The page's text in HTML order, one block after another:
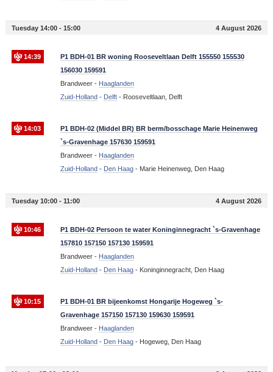
Tuesday 14:00 - 15:00 4 August 2026
14:39
P1 BDH-01 BR woning Rooseveltlaan Delft 155550 155530
156030 159591
Brandweer - Haaglanden
Zuid-Holland- Delft- Rooseveltlaan, Delft
14:03
P1 BDH-02 (Middel BR) BR berm/bosschage Marie Heinenweg
`s-Gravenhage 157630 159591
Brandweer - Haaglanden
Zuid-Holland- Den Haag- Marie Heinenweg, Den Haag
Tuesday 10:00 - 11:00 4 August 2026
10:46
P1 BDH-02 Persoon te water Koninginnegracht `s-Gravenhage
157810 157150 157130 159591
Brandweer - Haaglanden
Zuid-Holland- Den Haag- Koninginnegracht, Den Haag
10:15
P1 BDH-01 BR bijeenkomst Hongarije Hogeweg `s-
Gravenhage 157150 157130 159630 159591
Brandweer - Haaglanden
Zuid-Holland- Den Haag- Hogeweg, Den Haag